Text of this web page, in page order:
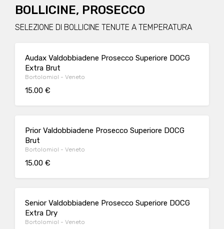
BOLLICINE, PROSECCO
SELEZIONE DI BOLLICINE TENUTE A TEMPERATURA
Audax Valdobbiadene Prosecco Superiore DOCG
Extra Brut
Bortolomiol - Veneto
15.00 €
Prior Valdobbiadene Prosecco Superiore DOCG
Brut
Bortolomiol - Veneto
15.00 €
Senior Valdobbiadene Prosecco Superiore DOCG
Extra Dry
Bortolomiol - Veneto